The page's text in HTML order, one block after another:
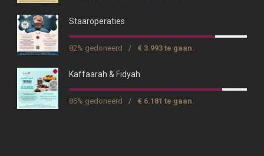
Staaroperaties
82% gedoneerd / € 3.993 te gaan.
Kaffaarah & Fidyah
86% gedoneerd / € 6.181 te gaan.